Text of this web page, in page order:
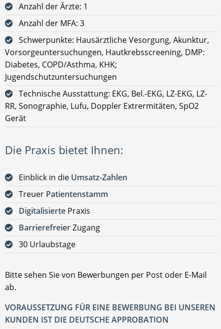
Anzahl der Ärzte: 1
Anzahl der MFA: 3
Schwerpunkte: Hausärztliche Vesorgung, Akunktur,
Vorsorgeuntersuchungen, Hautkrebsscreening, DMP:
Diabetes, COPD/Asthma, KHK;
Jugendschutzuntersuchungen
Technische Ausstattung: EKG, Bel.-EKG, LZ-EKG, LZ-
RR, Sonographie, Lufu, Doppler Extrermitäten, SpO2
Gerät
Die Praxis bietet Ihnen:
Einblick in die Umsatz-Zahlen
Treuer Patientenstamm
Digitalisierte Praxis
Barrierefreier Zugang
30 Urlaubstage
Bitte sehen Sie von Bewerbungen per Post oder E-Mail
ab.
VORAUSSETZUNG FÜR EINE BEWERBUNG BEI UNSEREN
KUNDEN IST DIE DEUTSCHE APPROBATION